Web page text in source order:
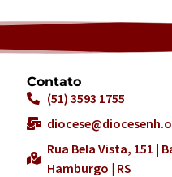
Contato
(51) 3593 1755
Rua Bela Vista, 151 |
Hamburgo | RS